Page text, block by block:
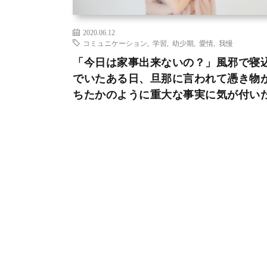
2020.06.12
コミュニケーション
学習 幼少期 愛情 我慢
「今日は家事出来ないの？」風邪で寝
でいたある日、旦那に言われて憑き物
ちたかのように重大な事実に気が付い